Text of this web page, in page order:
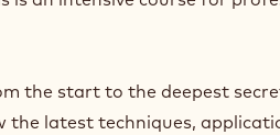
the start to the deepest
the latest techniques,